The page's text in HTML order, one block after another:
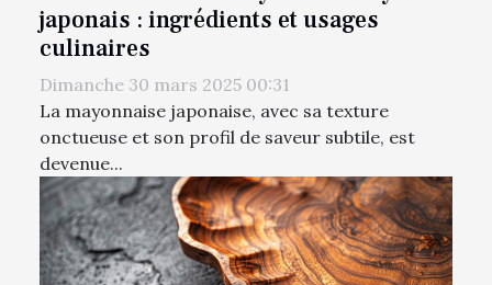
japonais : ingrédients et usages
culinaires
Dimanche 30 mars 2025 00:31
La mayonnaise japonaise, avec sa texture
onctueuse et son profil de saveur subtile, est
devenue...